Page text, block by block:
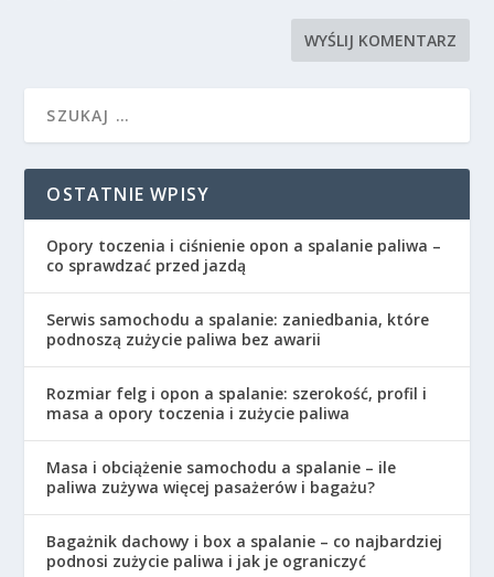
OSTATNIE WPISY
Opory toczenia i ciśnienie opon a spalanie paliwa –
co sprawdzać przed jazdą
Serwis samochodu a spalanie: zaniedbania, które
podnoszą zużycie paliwa bez awarii
Rozmiar felg i opon a spalanie: szerokość, profil i
masa a opory toczenia i zużycie paliwa
Masa i obciążenie samochodu a spalanie – ile
paliwa zużywa więcej pasażerów i bagażu?
Bagażnik dachowy i box a spalanie – co najbardziej
podnosi zużycie paliwa i jak je ograniczyć